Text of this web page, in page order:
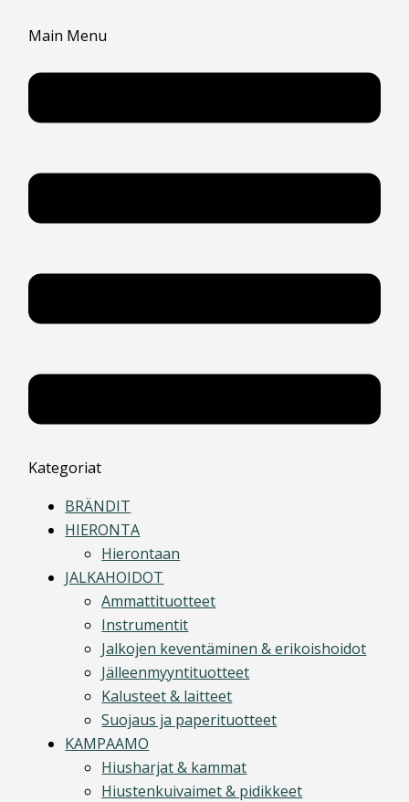
Main Menu
Kategoriat
BRÄNDIT
HIERONTA
Hierontaan
JALKAHOIDOT
Ammattituotteet
Instrumentit
Jalkojen keventäminen & erikoishoidot
Jälleenmyyntituotteet
Kalusteet & laitteet
Suojaus ja paperituotteet
KAMPAAMO
Hiusharjat & kammat
Hiustenkuivaimet & pidikkeet